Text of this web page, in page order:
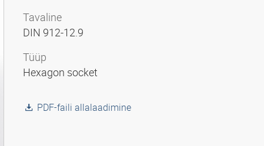
Tavaline
DIN 912-12.9
Tüüp
Hexagon socket
PDF-faili allalaadimine